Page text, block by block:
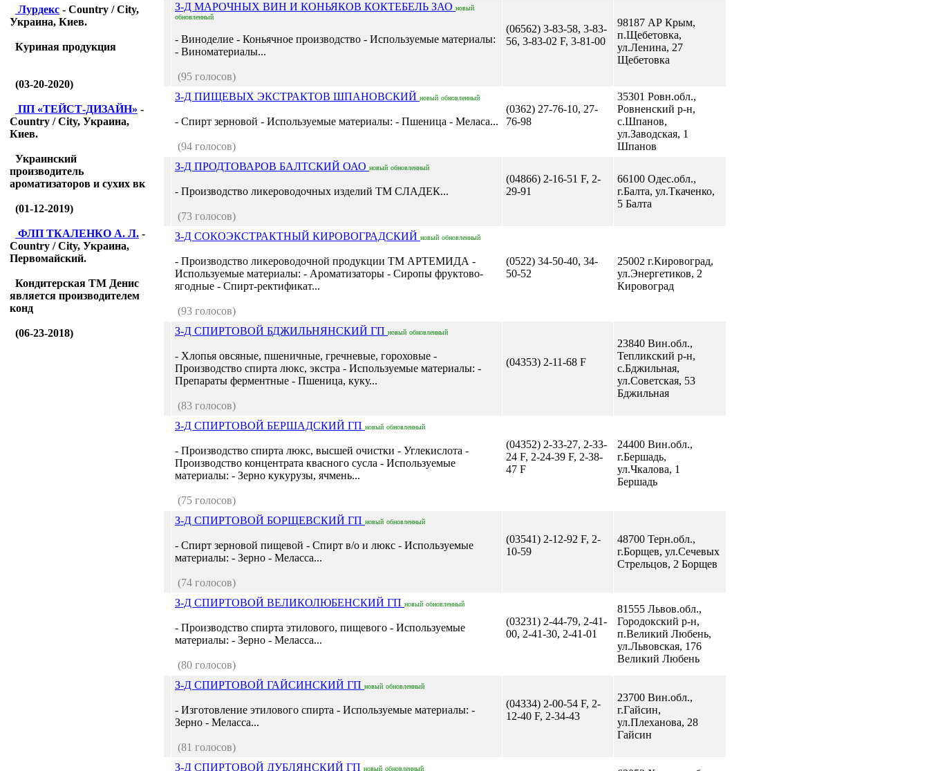
Лурдекс - Country / City,
Украина, Киев.
Куриная продукция
(03-20-2020)
ПП «ТЕЙСТ-ДИЗАЙН» -
Country / City, Украина,
Киев.
Украинский
производитель
ароматизаторов и сухих вк
(01-12-2019)
ФЛП ТКАЛЕНКО А. Л. -
Country / City, Украина,
Первомайский.
Кондитерская ТМ Денис
является производителем
конд
(06-23-2018)
З-Д МАРОЧНЫХ ВИН И КОНЬЯКОВ КОКТЕБЕЛЬ ЗАО новый
обновленный
- Виноделие - Коньячное производство - Используемые материалы:
- Виноматериалы...
(95 голосов)
(06562) 3-83-58, 3-83-
56, 3-83-02 F, 3-81-00
98187 АР Крым,
п.Щебетовка,
ул.Ленина, 27
Щебетовка
З-Д ПИЩЕВЫХ ЭКСТРАКТОВ ШПАНОВСКИЙ новый обновленный
- Спирт зерновой - Используемые материалы: - Пшеница - Меласа...
(94 голосов)
(0362) 27-76-10, 27-
76-98
35301 Ровн.обл.,
Ровненский р-н,
с.Шпанов,
ул.Заводская, 1
Шпанов
З-Д ПРОДТОВАРОВ БАЛТСКИЙ ОАО новый обновленный
- Производство ликероводочных изделий ТМ СЛАДЕК...
(73 голосов)
(04866) 2-16-51 F, 2-
29-91
66100 Одес.обл.,
г.Балта, ул.Ткаченко,
5 Балта
З-Д СОКОЭКСТРАКТНЫЙ КИРОВОГРАДСКИЙ новый обновленный
- Производство ликероводочной продукции ТМ АРТЕМИДА -
Используемые материалы: - Ароматизаторы - Сиропы фруктово-
ягодные - Спирт-ректификат...
(93 голосов)
(0522) 34-50-40, 34-
50-52
25002 г.Кировоград,
ул.Энергетиков, 2
Кировоград
З-Д СПИРТОВОЙ БДЖИЛЬНЯНСКИЙ ГП новый обновленный
- Хлопья овсяные, пшеничные, гречневые, гороховые -
Производство спирта люкс, экстра - Используемые материалы: -
Препараты ферментные - Пшеница, куку...
(83 голосов)
(04353) 2-11-68 F
23840 Вин.обл.,
Тепликский р-н,
с.Бджильная,
ул.Советская, 53
Бджильная
З-Д СПИРТОВОЙ БЕРШАДСКИЙ ГП новый обновленный
- Производство спирта люкс, высшей очистки - Углекислота -
Производство концентрата квасного сусла - Используемые
материалы: - Зерно кукурузы, ячмень...
(75 голосов)
(04352) 2-33-27, 2-33-
24 F, 2-24-39 F, 2-38-
47 F
24400 Вин.обл.,
г.Бершадь,
ул.Чкалова, 1
Бершадь
З-Д СПИРТОВОЙ БОРЩЕВСКИЙ ГП новый обновленный
- Спирт зерновой пищевой - Спирт в/о и люкс - Используемые
материалы: - Зерно - Меласса...
(74 голосов)
(03541) 2-12-92 F, 2-
10-59
48700 Терн.обл.,
г.Борщев, ул.Сечевых
Стрельцов, 2 Борщев
З-Д СПИРТОВОЙ ВЕЛИКОЛЮБЕНСКИЙ ГП новый обновленный
- Производство спирта этилового, пищевого - Используемые
материалы: - Зерно - Меласса...
(80 голосов)
(03231) 2-44-79, 2-41-
00, 2-41-30, 2-41-01
81555 Львов.обл.,
Городокский р-н,
п.Великий Любень,
ул.Львовская, 176
Великий Любень
З-Д СПИРТОВОЙ ГАЙСИНСКИЙ ГП новый обновленный
- Изготовление этилового спирта - Используемые материалы: -
Зерно - Меласса...
(81 голосов)
(04334) 2-00-54 F, 2-
12-40 F, 2-34-43
23700 Вин.обл.,
г.Гайсин,
ул.Плеханова, 28
Гайсин
З-Д СПИРТОВОЙ ДУБЛЯНСКИЙ ГП новый обновленный